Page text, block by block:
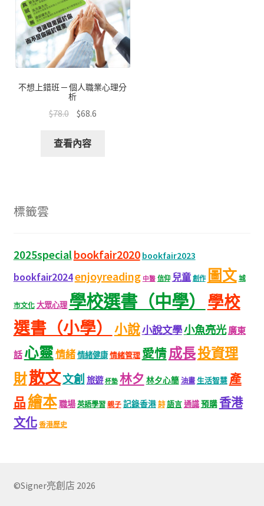
不想上錯班 ─ 個人職業心理分
析
$78.0 $68.6
查看內容
標籤雲
2025specialbookfair2020 bookfair2023
bookfair2024enjoyreading 中醫 信仰 兒童 創作 圖文 城
市文化 大眾心理 學校選書（中學）
學校
選書（小學）
小說小說文學小魚亮光廣東
話 心靈情緒情緒健康情緒管理 愛情成長投資理
財散文文創 旅遊 杯墊 林夕 林夕心簡 油畫 生活智慧 產
品繪本職場 英語學習 親子 記錄香港 詩 語言通識預購香港
文化 香港歷史
©Signer亮創店 2026